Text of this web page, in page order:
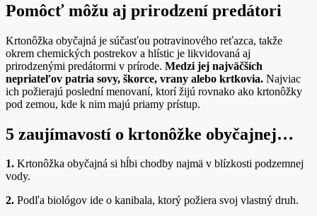
Pomôcť môžu aj prirodzení predátori
Krtonôžka obyčajná je súčasťou potravinového reťazca, takže
okrem chemických postrekov a hlístic je likvidovaná aj
prirodzenými predátormi v prírode. Medzi jej najväčších
nepriateľov patria sovy, škorce, vrany alebo krtkovia. Najviac
ich požierajú poslední menovaní, ktorí žijú rovnako ako krtonôžky
pod zemou, kde k nim majú priamy prístup.
5 zaujímavostí o krtonôžke obyčajnej…
1. Krtonôžka obyčajná si hĺbi chodby najmä v blízkosti podzemnej
vody.
2. Podľa biológov ide o kanibala, ktorý požiera svoj vlastný druh.